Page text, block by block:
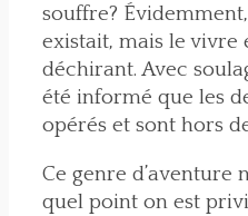
souffre?
existait, mais le vivre
déchirant. Avec
été informé que les
opérés et sont hors
Ce genre d’aventure
quel point on est